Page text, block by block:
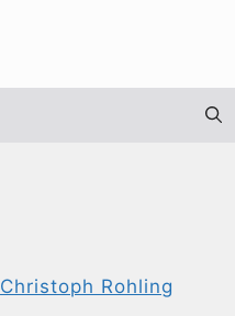
Christoph Rohling